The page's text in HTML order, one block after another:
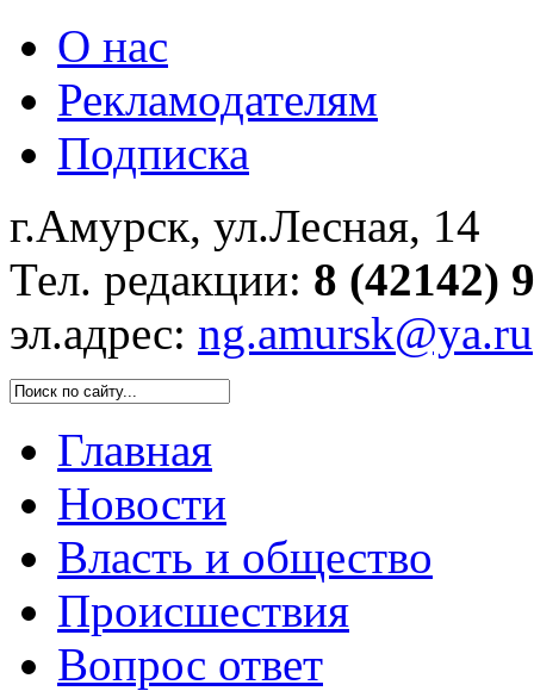
О нас
Рекламодателям
Подписка
г.Амурск, ул.Лесная, 14
Тел. редакции: 8 (42142)
эл.адрес: ng.amursk@ya.ru
Главная
Новости
Власть и общество
Происшествия
Вопрос ответ